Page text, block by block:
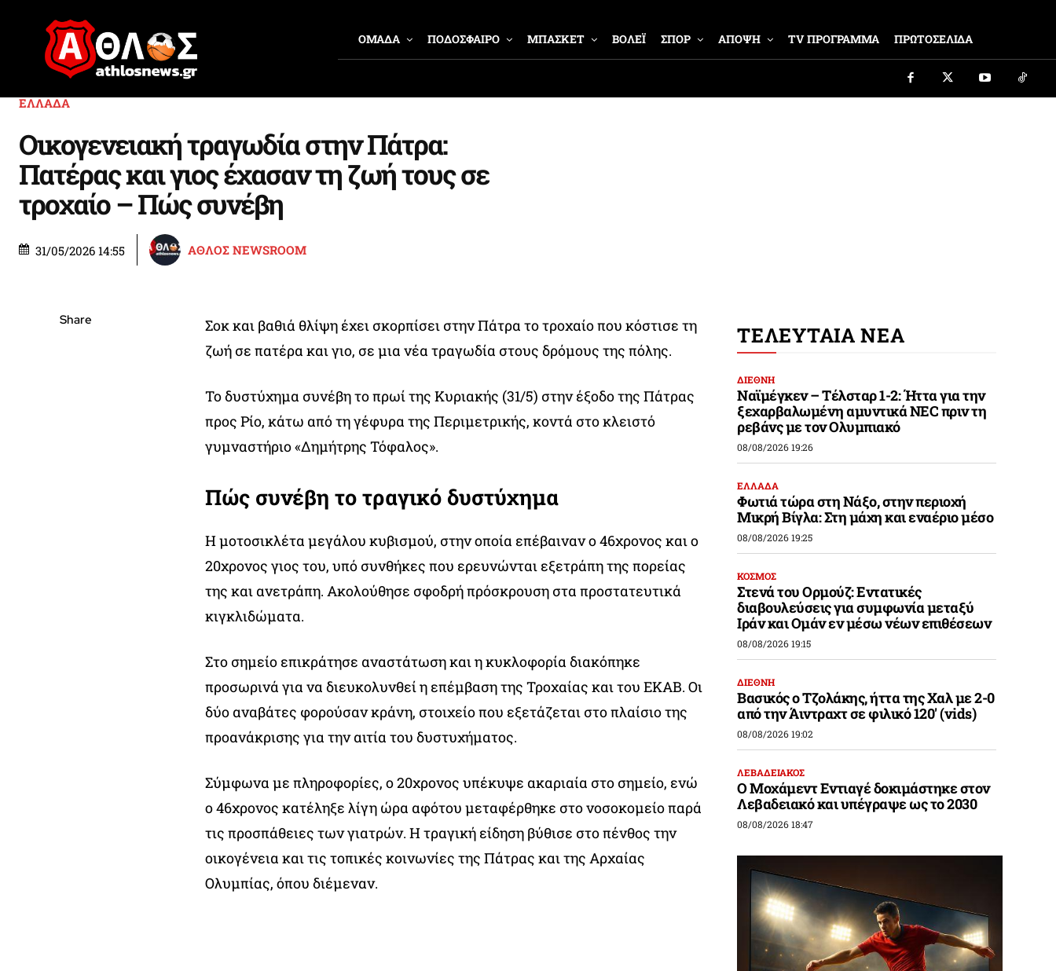
ΟΜΑΔΑ ΠΟΔΟΣΦΑΙΡΟ ΜΠΑΣΚΕΤ ΒΟΛΕΪ ΣΠΟΡ ΑΠΟΨΗ TV ΠΡΟΓΡΑΜΜΑ ΠΡΩΤΟΣΕΛΙΔΑ
ΕΛΛΑΔΑ
Οικογενειακή τραγωδία στην Πάτρα:
Πατέρας και γιος έχασαν τη ζωή τους σε
τροχαίο – Πώς συνέβη
31/05/2026 14:55 ΑΘΛΟΣ NEWSROOM
Share
Σοκ και βαθιά θλίψη έχει σκορπίσει στην Πάτρα το τροχαίο που κόστισε τη
ζωή σε πατέρα και γιο, σε μια νέα τραγωδία στους δρόμους της πόλης.
Το δυστύχημα συνέβη το πρωί της Κυριακής (31/5) στην έξοδο της Πάτρας
προς Ρίο, κάτω από τη γέφυρα της Περιμετρικής, κοντά στο κλειστό
γυμναστήριο «Δημήτρης Τόφαλος».
Πώς συνέβη το τραγικό δυστύχημα
Η μοτοσικλέτα μεγάλου κυβισμού, στην οποία επέβαιναν ο 46χρονος και ο
20χρονος γιος του, υπό συνθήκες που ερευνώνται εξετράπη της πορείας
της και ανετράπη. Ακολούθησε σφοδρή πρόσκρουση στα προστατευτικά
κιγκλιδώματα.
Στο σημείο επικράτησε αναστάτωση και η κυκλοφορία διακόπηκε
προσωρινά για να διευκολυνθεί η επέμβαση της Τροχαίας και του ΕΚΑΒ. Οι
δύο αναβάτες φορούσαν κράνη, στοιχείο που εξετάζεται στο πλαίσιο της
προανάκρισης για την αιτία του δυστυχήματος.
Σύμφωνα με πληροφορίες, ο 20χρονος υπέκυψε ακαριαία στο σημείο, ενώ
ο 46χρονος κατέληξε λίγη ώρα αφότου μεταφέρθηκε στο νοσοκομείο παρά
τις προσπάθειες των γιατρών. Η τραγική είδηση βύθισε στο πένθος την
οικογένεια και τις τοπικές κοινωνίες της Πάτρας και της Αρχαίας
Ολυμπίας, όπου διέμεναν.
ΤΕΛΕΥΤΑΙΑ ΝΕΑ
ΔΙΕΘΝΗ
Ναϊμέγκεν – Τέλσταρ 1-2: Ήττα για την
ξεχαρβαλωμένη αμυντικά NEC πριν τη
ρεβάνς με τον Ολυμπιακό
08/08/2026 19:26
ΕΛΛΑΔΑ
Φωτιά τώρα στη Νάξο, στην περιοχή
Μικρή Βίγλα: Στη μάχη και εναέριο μέσο
08/08/2026 19:25
ΚΟΣΜΟΣ
Στενά του Ορμούζ: Εντατικές
διαβουλεύσεις για συμφωνία μεταξύ
Ιράν και Ομάν εν μέσω νέων επιθέσεων
08/08/2026 19:15
ΔΙΕΘΝΗ
Βασικός ο Τζολάκης, ήττα της Χαλ με 2-0
από την Άιντραχτ σε φιλικό 120′ (vids)
08/08/2026 19:02
ΛΕΒΑΔΕΙΑΚΟΣ
Ο Μοχάμεντ Εντιαγέ δοκιμάστηκε στον
Λεβαδειακό και υπέγραψε ως το 2030
08/08/2026 18:47